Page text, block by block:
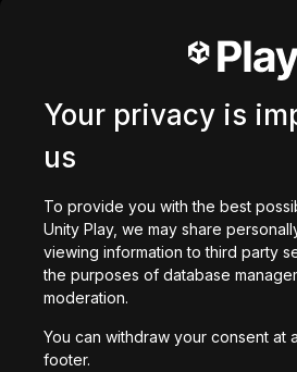
Şunları da
Dwarf Legacy
47,239 kez oynandı
Your privacy is
us
To provide you with the best
Unity Play, we may share
viewing information to third party
the purposes of database
moderation.
You can withdraw your consent at
footer.